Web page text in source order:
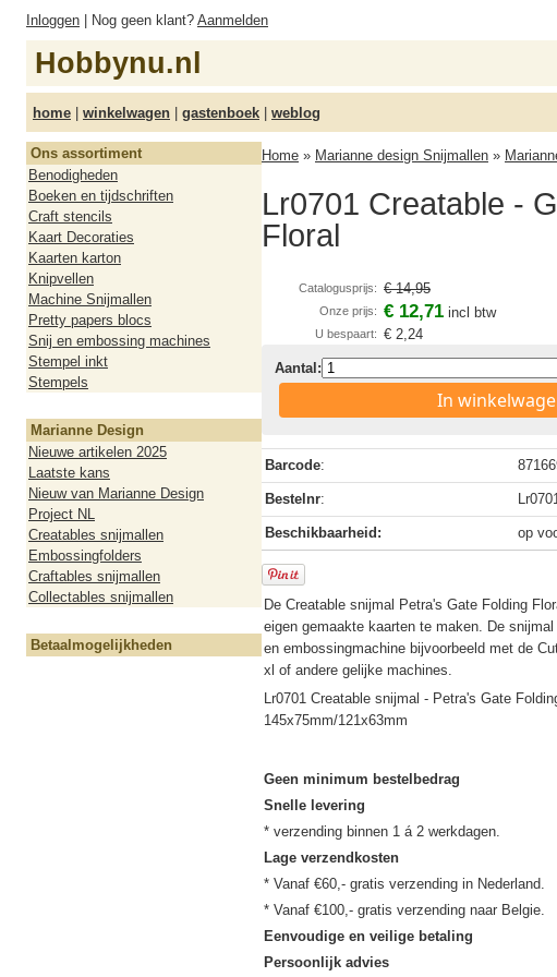
Inloggen | Nog geen klant? Aanmelden
Hobbynu.nl
home | winkelwagen | gastenboek | weblog
Ons assortiment
Benodigheden
Boeken en tijdschriften
Craft stencils
Kaart Decoraties
Kaarten karton
Knipvellen
Machine Snijmallen
Pretty papers blocs
Snij en embossing machines
Stempel inkt
Stempels
Marianne Design
Nieuwe artikelen 2025
Laatste kans
Nieuw van Marianne Design
Project NL
Creatables snijmallen
Embossingfolders
Craftables snijmallen
Collectables snijmallen
Betaalmogelijkheden
Home » Marianne design Snijmallen »
Lr0701 Creatable -
Floral
Catalogusprijs: € 14,95
Onze prijs: € 12,71 incl btw
U bespaart: € 2,24
Aantal:
In
Barcode:
Bestelnr:
Beschikbaarheid: op
De Creatable snijmal Petra's Gate Folding
eigen gemaakte kaarten te maken. De
en embossingmachine bijvoorbeeld met de
xl of andere gelijke machines.
Lr0701 Creatable snijmal - Petra's Gate
145x75mm/121x63mm
Geen minimum bestelbedrag
Snelle levering
Lage verzendkosten
* Vanaf €60,- gratis verzending in Nederland.
Eenvoudige en veilige betaling
Persoonlijk advies